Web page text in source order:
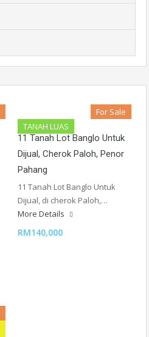
TANAH LUAS
For Sale
11 Tanah Lot Banglo Untuk
Dijual, Cherok Paloh, Penor
Pahang
11 Tanah Lot Banglo Untuk
Dijual, di cherok Paloh,…
More Details
RM140,000